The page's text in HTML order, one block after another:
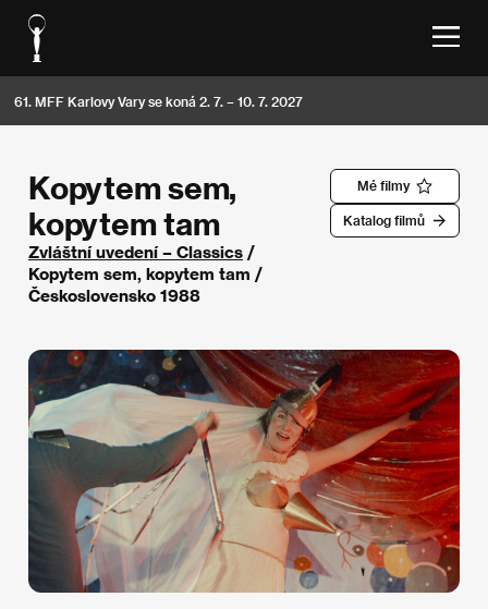
61. MFF Karlovy Vary se koná 2. 7. – 10. 7. 2027
Mé filmy
Katalog filmů
Kopytem sem,
kopytem tam
Zvláštní uvedení – Classics /
Kopytem sem, kopytem tam /
Československo 1988